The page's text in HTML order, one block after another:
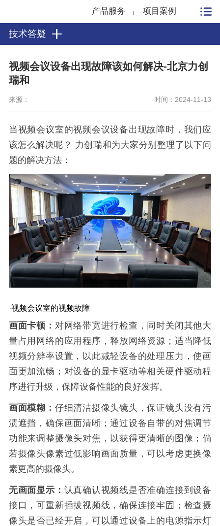
产品服务 项目案例
技术答疑
视频会议设备出现故障该如何解决-北京力创
瑞和
来源： 时间：2024-11-13
当视频会议室的视频会议设备出现故障时，我们应
该怎么解决呢？ 力创瑞和为大家分别整理了以下问
题的解决方法：
·视频会议室的视频故障
画面卡顿： 对网络带宽进行检查，同时关闭其他大
量占用网络的应用程序，释放网络资源；适当降低
视频分辨率设置，以此减轻设备的处理压力，使画
面更加流畅；对设备的显卡驱动等相关硬件驱动程
序进行升级，保障设备性能的良好发挥。
画面模糊： 仔细清洁摄像头镜头，保证镜头没有污
渍遮挡，确保画面清晰；通过设备自带的对焦调节
功能来调整摄像头对焦，以获得更清晰的图像；倘
若摄像头像素过低影响画面质量，可以考虑更换像
素更高的摄像头。
无画面显示： 认真确认视频线是否准确连接到设备
接口，可重新插拔视频线，确保连接牢固；检查摄
像头是否已经开启，可以通过设备上的电源指示灯